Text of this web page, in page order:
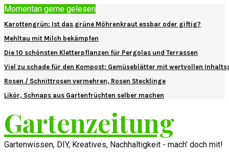
Momentan gerne gelesen
Karottengrün: Ist das grüne Möhrenkraut essbar oder giftig?
Mehltau mit Milch bekämpfen
Die 10 schönsten Kletterpflanzen für Pergolas und Terrassen
Viel zu schade für den Kompost: Gemüseblätter mit wertvollen
Rosen / Schnittrosen vermehren, Rosen Stecklinge
Likör, Schnaps aus Gartenfrüchten selber machen
Gartenzeitung
Gartenwissen, DIY, Kreatives, Nachhaltigkeit - mach' doch mit!